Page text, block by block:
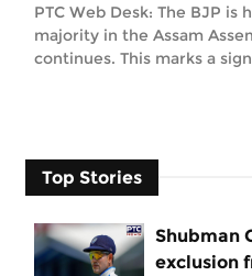
PTC Web Desk: The BJP is
majority in the Assam
continues. This marks a
Top Stories
Shubman
exclusion